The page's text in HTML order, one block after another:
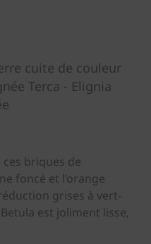
cuite de couleur
Terca - Elignia
briques de
foncé et l’orange
grises à vert-
est joliment lisse,